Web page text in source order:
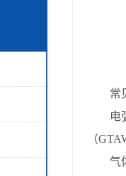
常
电弧
（
气体